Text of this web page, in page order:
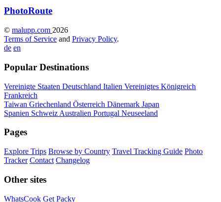
PhotoRoute
© malupp.com 2026
Terms of Service and Privacy Policy.
de en
Popular Destinations
Vereinigte Staaten Deutschland Italien Vereinigtes Königreich
Frankreich
Taiwan Griechenland Österreich Dänemark Japan
Spanien Schweiz Australien Portugal Neuseeland
Pages
Explore Trips Browse by Country Travel Tracking Guide Photo
Tracker Contact Changelog
Other sites
WhatsCook Get Packy